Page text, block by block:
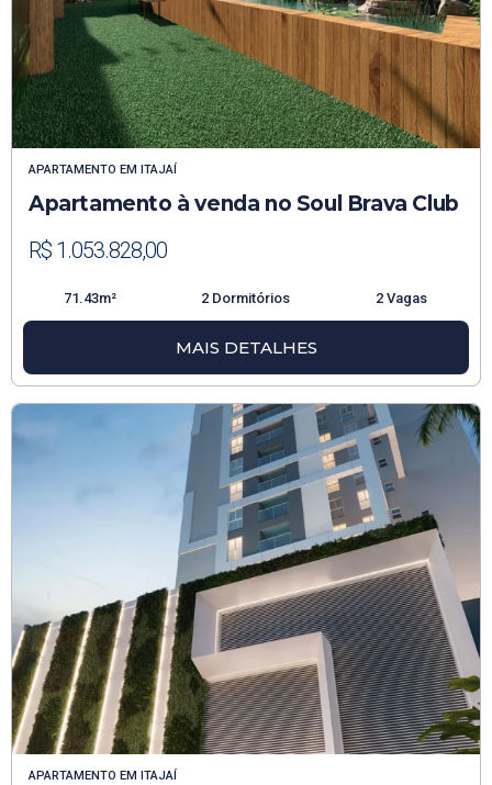
APARTAMENTO EM ITAJAÍ
Apartamento à venda no Soul Brava Club
R$ 1.053.828,00
71.43m² 2 Dormitórios 2 Vagas
MAIS DETALHES
APARTAMENTO EM ITAJAÍ